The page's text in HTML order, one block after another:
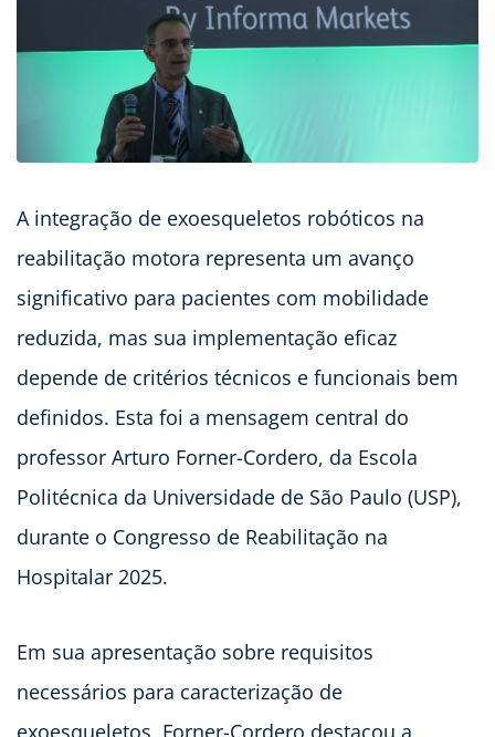
A integração de exoesqueletos robóticos na
reabilitação motora representa um avanço
significativo para pacientes com mobilidade
reduzida, mas sua implementação eficaz
depende de critérios técnicos e funcionais bem
definidos. Esta foi a mensagem central do
professor Arturo Forner-Cordero, da Escola
Politécnica da Universidade de São Paulo (USP),
durante o Congresso de Reabilitação na
Hospitalar 2025.
Em sua apresentação sobre requisitos
necessários para caracterização de
exoesqueletos, Forner-Cordero destacou a